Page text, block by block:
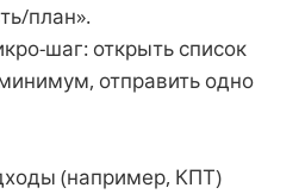
план».
шаг: открыть список
отправить одно
(например, КПТ)